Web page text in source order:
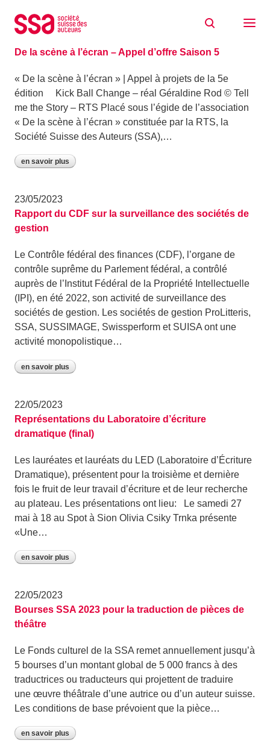
30/05/2023
De la scène à l’écran – Appel d’offre Saison 5
« De la scène à l’écran » | Appel à projets de la 5e
édition Kick Ball Change – réal Géraldine Rod © Tell
me the Story – RTS Placé sous l’égide de l’association
« De la scène à l’écran » constituée par la RTS, la
Société Suisse des Auteurs (SSA),…
en savoir plus
23/05/2023
Rapport du CDF sur la surveillance des sociétés de
gestion
Le Contrôle fédéral des finances (CDF), l’organe de
contrôle suprême du Parlement fédéral, a contrôlé
auprès de l’Institut Fédéral de la Propriété Intellectuelle
(IPI), en été 2022, son activité de surveillance des
sociétés de gestion. Les sociétés de gestion ProLitteris,
SSA, SUSSIMAGE, Swissperform et SUISA ont une
activité monopolistique…
en savoir plus
22/05/2023
Représentations du Laboratoire d’écriture
dramatique (final)
Les lauréates et lauréats du LED (Laboratoire d’Écriture
Dramatique), présentent pour la troisième et dernière
fois le fruit de leur travail d’écriture et de leur recherche
au plateau. Les présentations ont lieu: Le samedi 27
mai à 18 au Spot à Sion Olivia Csiky Trnka présente
«Une…
en savoir plus
22/05/2023
Bourses SSA 2023 pour la traduction de pièces de
théâtre
Le Fonds culturel de la SSA remet annuellement jusqu’à
5 bourses d’un montant global de 5 000 francs à des
traductrices ou traducteurs qui projettent de traduire
une œuvre théâtrale d’une autrice ou d’un auteur suisse.
Les conditions de base prévoient que la pièce…
en savoir plus